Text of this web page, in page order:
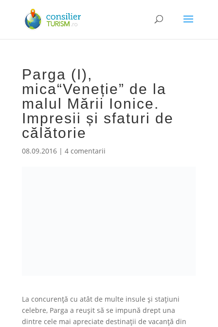
Parga (I),
mica“Veneție” de la
malul Mării Ionice.
Impresii și sfaturi de
călătorie
08.09.2016| 4 comentarii
La concurență cu atât de multe insule și stațiuni
celebre, Parga a reușit să se impună drept una
dintre cele mai apreciate destinații de vacanță din